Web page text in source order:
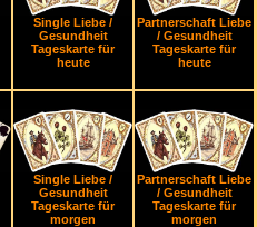
Single Liebe /
Gesundheit
Tageskarte für
heute
Partnerschaft Liebe
/ Gesundheit
Tageskarte für
heute
Single Liebe /
Gesundheit
Tageskarte für
morgen
Partnerschaft Liebe
/ Gesundheit
Tageskarte für
morgen